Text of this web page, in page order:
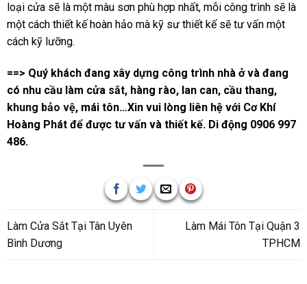
loại cửa sẽ là một màu sơn phù hợp nhất, mỗi công trình sẽ là
một cách thiết kế hoàn hảo mà kỹ sư thiết kế sẽ tư vấn một
cách kỹ lưỡng.
==> Quý khách đang xây dựng công trình nhà ở và đang
có nhu cầu làm cửa sắt, hàng rào, lan can, cầu thang,
khung bảo vệ, mái tôn…Xin vui lòng liên hệ với Cơ Khí
Hoàng Phát để được tư vấn và thiết kế. Di động 0906 997
486.
Làm Cửa Sắt Tại Tân Uyên
Bình Dương
Làm Mái Tôn Tại Quận 3
TPHCM